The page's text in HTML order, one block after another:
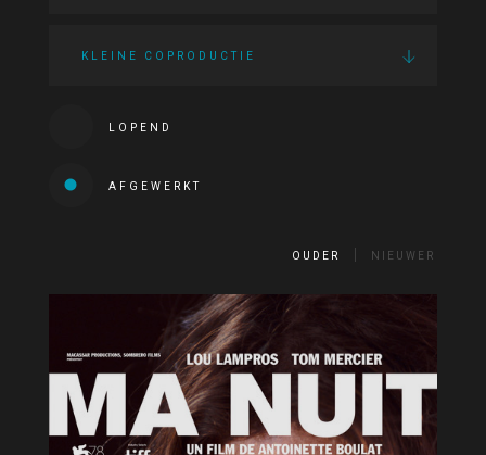
KLEINE COPRODUCTIE
LOPEND
AFGEWERKT
OUDER NIEUWER